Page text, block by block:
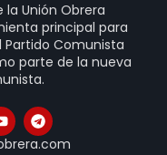
la Unión Obrera
principal para
Comunista
parte de la nueva